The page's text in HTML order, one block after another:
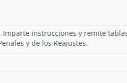
Imparte instrucciones y remite
y de los Reajustes.